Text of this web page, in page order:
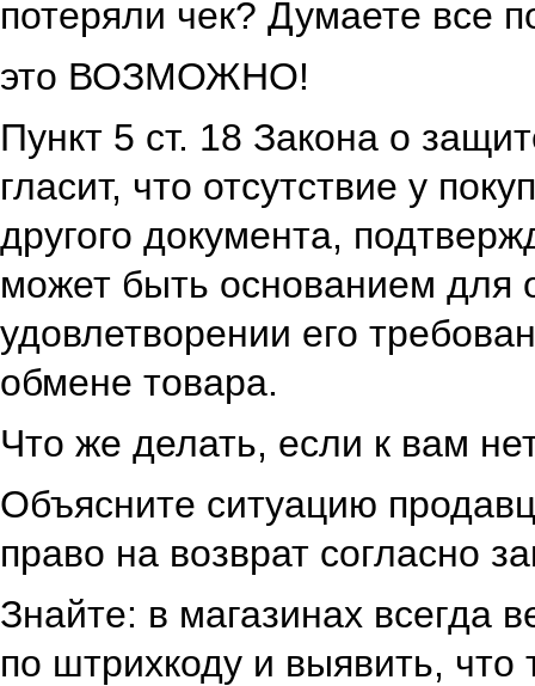
потеряли чек? Думаете все
это ВОЗМОЖНО!
Пункт 5 ст. 18 Закона о
гласит, что отсутствие у
другого документа,
может быть основанием для
удовлетворении его
обмене товара.
Что же делать, если к вам
Объясните ситуацию
право на возврат согласно
Знайте: в магазинах всегда
по штрихкоду и выявить,